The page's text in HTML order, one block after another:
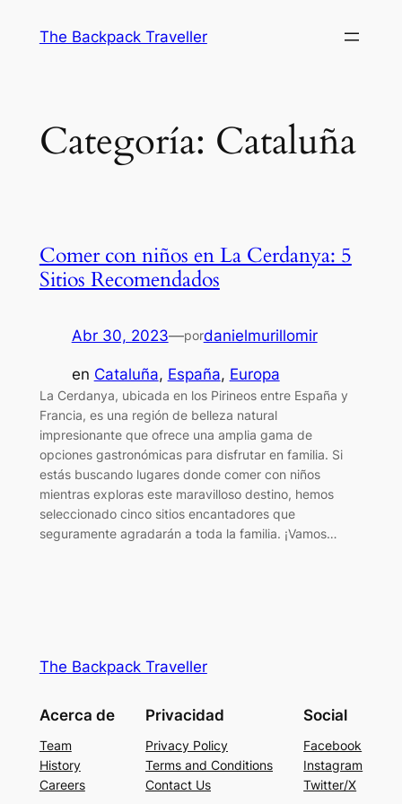
The Backpack Traveller
Categoría: Cataluña
Comer con niños en La Cerdanya: 5
Sitios Recomendados
Abr 30, 2023—pordanielmurillomir
en Cataluña, España, Europa
La Cerdanya, ubicada en los Pirineos entre España y
Francia, es una región de belleza natural
impresionante que ofrece una amplia gama de
opciones gastronómicas para disfrutar en familia. Si
estás buscando lugares donde comer con niños
mientras exploras este maravilloso destino, hemos
seleccionado cinco sitios encantadores que
seguramente agradarán a toda la familia. ¡Vamos…
The Backpack Traveller
Acerca de
Team
History
Careers
Privacidad
Privacy Policy
Terms and Conditions
Contact Us
Social
Facebook
Instagram
Twitter/X